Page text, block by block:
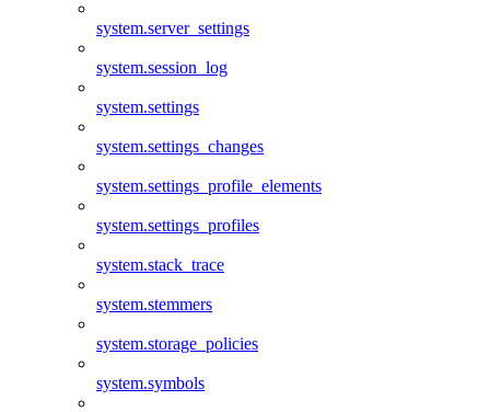
system.server_settings
system.session_log
system.settings
system.settings_changes
system.settings_profile_elements
system.settings_profiles
system.stack_trace
system.stemmers
system.storage_policies
system.symbols